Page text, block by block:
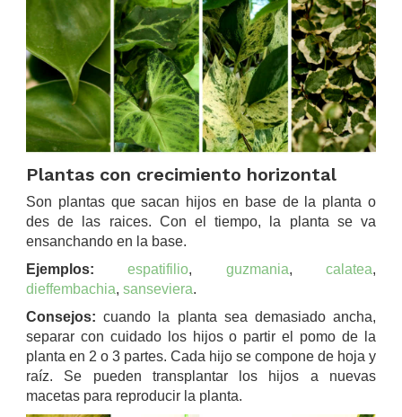
Plantas con crecimiento horizontal
Son plantas que sacan hijos en base de la planta o
des de las raices. Con el tiempo, la planta se va
ensanchando en la base.
Ejemplos:
espatifilio, guzmania,calatea,
dieffembachia, sanseviera.
Consejos: cuando la planta sea demasiado ancha,
separar con cuidado los hijos o partir el pomo de la
planta en 2 o 3 partes. Cada hijo se compone de hoja y
raíz. Se pueden transplantar los hijos a nuevas
macetas para reproducir la planta.